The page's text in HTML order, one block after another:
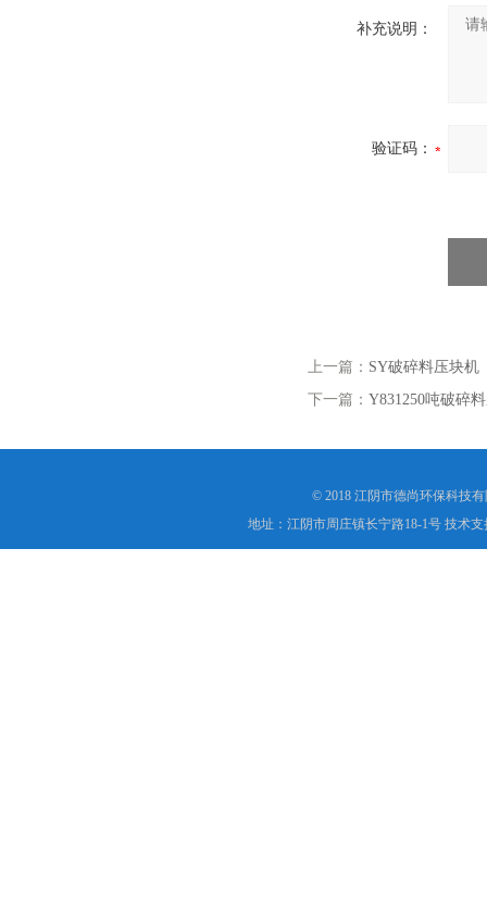
补充说明：
验证码：
上一篇： SY破碎料压块机
下一篇： Y831250吨破碎
© 2018 江阴市德尚环保科技
地址：江阴市周庄镇长宁路18-1号 技术